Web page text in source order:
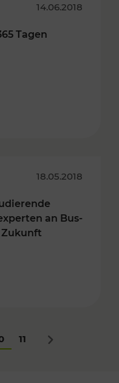
14.06.2018
Tagen
18.05.2018
an Bus-
Zukunft
11 Nächstes